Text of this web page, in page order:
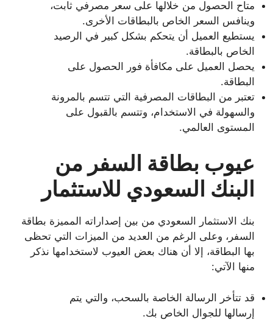
متاح الحصول من خلالها على سعر مصرفي ثابت،
وينافس السعر الخاص بالبطاقات الأخرى.
يستطيع العميل أن يتحكم بشكل كبير في الرصيد
الخاص بالبطاقة.
يحصل العميل على مكافأة فور الحصول على
البطاقة.
تعتبر من البطاقات المصرفية التي تتسم بالمرونة
والسهولة في الاستخدام، وتتسم بالقبول على
المستوى العالمي.
عيوب بطاقة السفر من
البنك السعودي للاستثمار
بنك الاستثمار السعودي من بين إصداراته المميزة بطاقة
السفر، وعلى الرغم من العديد من الميزات التي تحظى
بها البطاقة، إلا أن هناك بعض العيوب لاستخدامها نذكر
منها الآتي:
قد تتأخر الرسالة الخاصة بالسحب، والتي يتم
إرسالها للجوال الخاص بك.